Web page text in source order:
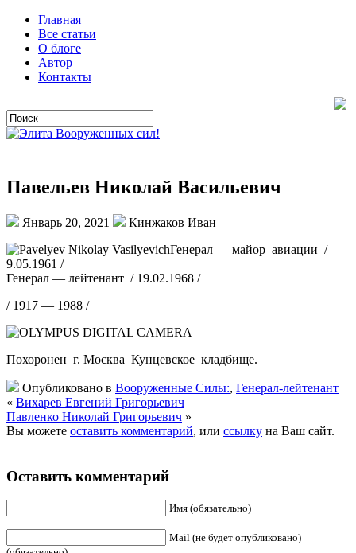
Главная
Все статьи
О блоге
Автор
Контакты
Павельев Николай Васильевич
Январь 20, 2021
Кинжаков Иван
Генерал — майор авиации /
9.05.1961 /
Генерал — лейтенант / 19.02.1968 /
/ 1917 — 1988 /
Похоронен г. Москва Кунцевское кладбище.
Опубликовано в Вооруженные Силы:, Генерал-лейтенант
« Вихарев Евгений Григорьевич
Павленко Николай Григорьевич »
Вы можете оставить комментарий, или ссылку на Ваш сайт.
Оставить комментарий
Имя (обязательно)
Mail (не будет опубликовано)